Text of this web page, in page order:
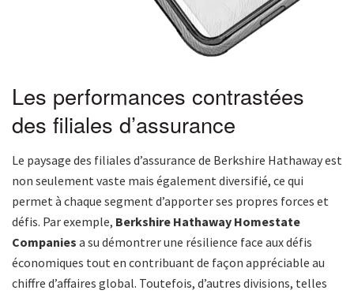
Les performances contrastées
des filiales d’assurance
Le paysage des filiales d’assurance de Berkshire Hathaway est
non seulement vaste mais également diversifié, ce qui
permet à chaque segment d’apporter ses propres forces et
défis. Par exemple, Berkshire Hathaway Homestate
Companies a su démontrer une résilience face aux défis
économiques tout en contribuant de façon appréciable au
chiffre d’affaires global. Toutefois, d’autres divisions, telles